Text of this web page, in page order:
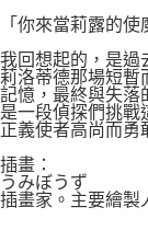
「你來當莉露的使
我回想起的，是過
莉洛蒂德那場短暫
記憶，最終與失
是一段偵探們挑
正義使者高尚而勇
插畫：
うみぼうず
插畫家。主要繪製